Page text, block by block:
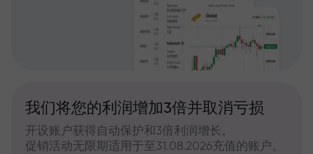
我们将您的利润增加3倍并取消亏损
开设账户获得自动保护和3倍利润增长。
促销活动无限期适用于至31.08.2026充值的账户。